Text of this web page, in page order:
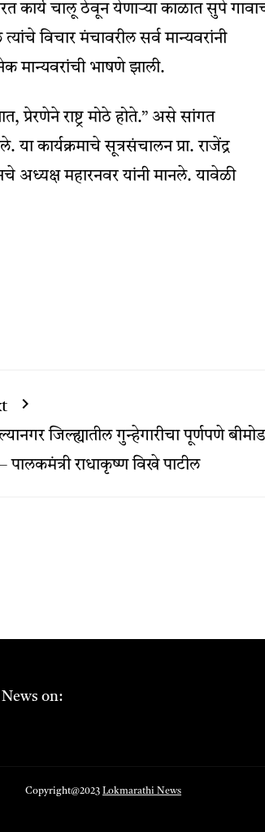
कार्य चालू ठेवून येणाऱ्या काळात सुपे
विचार मंचावरील सर्व मान्यवरांनी
मान्यवरांची भाषणे झाली.
प्रेरणेने राष्ट्र मोठे होते.” असे सांगत
कार्यक्रमाचे सूत्रसंचालन प्रा. राजेंद्र
अध्यक्ष महारनवर यांनी मानले. यावेळी
जिल्ह्यातील गुन्हेगारीचा पूर्णपणे बीमोड
पालकमंत्री राधाकृष्ण विखे पाटील
on:
Copyright@2023 Lokmarathi News